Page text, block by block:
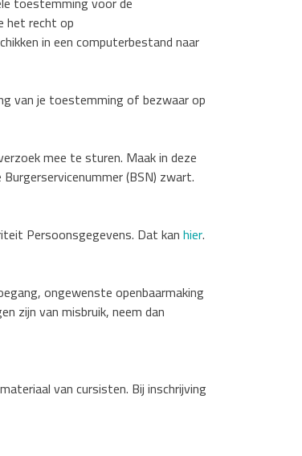
het recht op
in een computerbestand naar
van je toestemming of bezwaar op
mee te sturen. Maak in deze
(BSN) zwart.
Persoonsgegevens. Dat kanhier.
ongewenste openbaarmaking
zijn van misbruik, neem dan
van cursisten. Bij inschrijving